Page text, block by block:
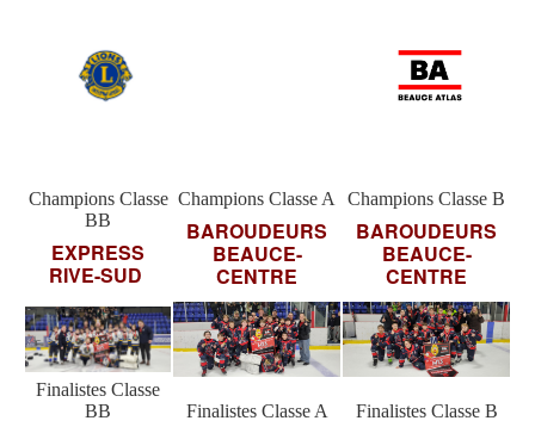
Champions Classe
BB
EXPRESS
RIVE-SUD
Champions Classe A
BAROUDEURS
BEAUCE-
CENTRE
Champions Classe B
BAROUDEURS
BEAUCE-
CENTRE
Finalistes Classe
BB
Finalistes Classe A
Finalistes Classe B